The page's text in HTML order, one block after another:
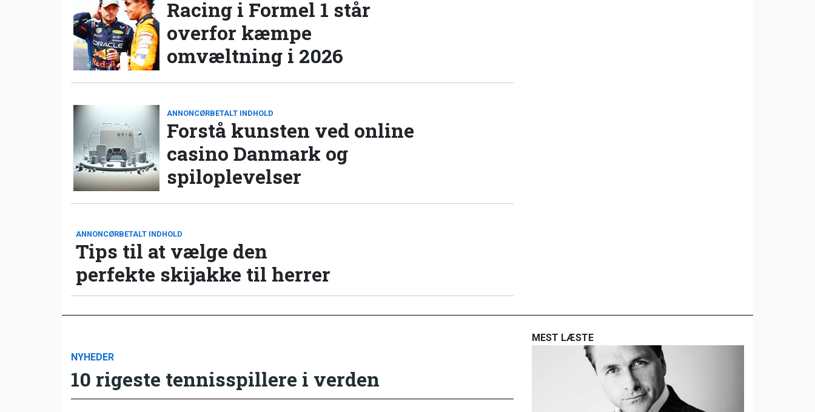
Racing i Formel 1 står
overfor kæmpe
omvæltning i 2026
ANNONCØRBETALT INDHOLD
Forstå kunsten ved online
casino Danmark og
spiloplevelser
ANNONCØRBETALT INDHOLD
Tips til at vælge den
perfekte skijakke til herrer
NYHEDER
10 rigeste tennisspillere i verden
MEST LÆSTE